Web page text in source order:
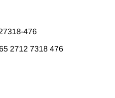
476
2712 7318 476